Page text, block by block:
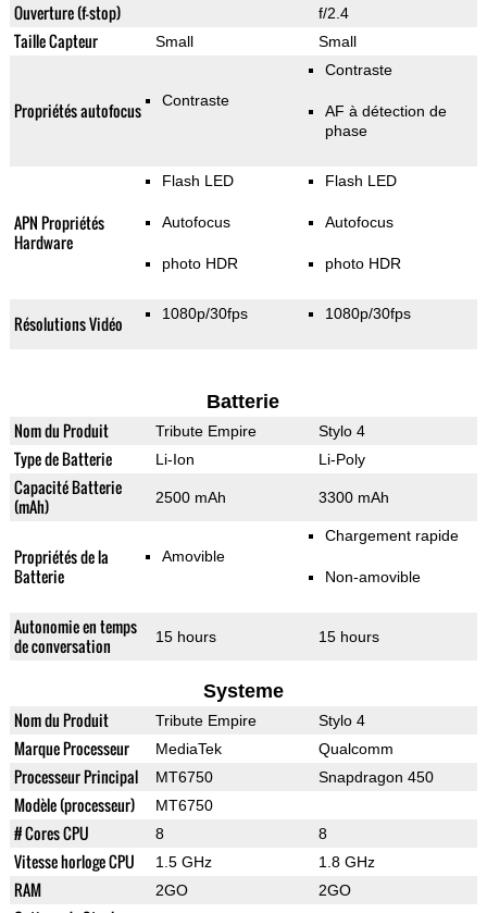
Ouverture (f-stop) f/2.4
Taille Capteur Small Small
Propriétés autofocus Contraste
Contraste
AF à détection de
phase
APN Propriétés
Hardware
Flash LED
Autofocus
photo HDR
Flash LED
Autofocus
photo HDR
Résolutions Vidéo 1080p/30fps 1080p/30fps
Batterie
Nom du Produit Tribute Empire Stylo 4
Type de Batterie Li-Ion Li-Poly
Capacité Batterie
(mAh)
2500 mAh 3300 mAh
Propriétés de la
Batterie
Amovible
Chargement rapide
Non-amovible
Autonomie en temps
de conversation
15 hours 15 hours
Systeme
Nom du Produit Tribute Empire Stylo 4
Marque Processeur MediaTek Qualcomm
Processeur Principal MT6750 Snapdragon 450
Modèle (processeur) MT6750
# Cores CPU 8 8
Vitesse horloge CPU 1.5 GHz 1.8 GHz
RAM 2GO 2GO